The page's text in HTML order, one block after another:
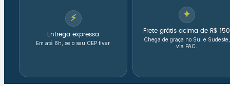
⚡
Entrega expressa
Em até 6h, se o seu CEP tiver.
✦
Frete grátis acima de R$ 150
Chega de graça no Sul e Sudeste,
via PAC.